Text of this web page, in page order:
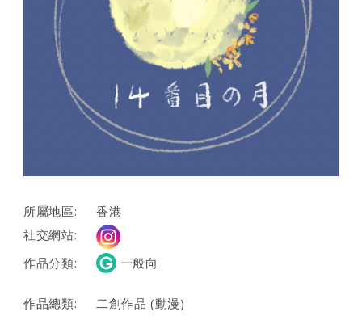
所屬地區:
香港
社交網站:
作品分類:
一般向
作品總類: 二創作品 (動漫)